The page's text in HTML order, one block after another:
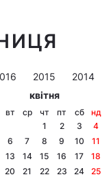
2015 2014
квітня
вт ср чт пт сб
нд
1
2 3
4
6 7 8 9 10
11
13 14 15 16 17
18
20 21 22 23 24
25